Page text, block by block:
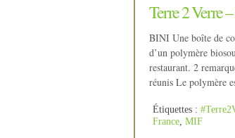
Terre 2 Verre
BINI Une boîte de
d’un polymère
restaurant. 2
réunis Le polymère
Étiquettes :
France MIF